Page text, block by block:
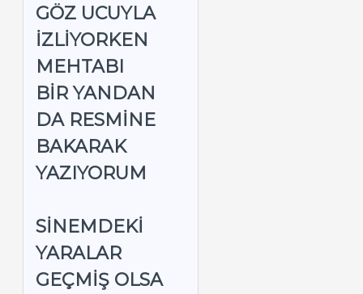
GÖZ UCUYLA
IZLIYORKEN
MEHTABI
BIR YANDAN
DA RESMINE
BAKARAK
YAZIYORUM
SINEMDEKI
YARALAR
GEÇMIŞ OLSA